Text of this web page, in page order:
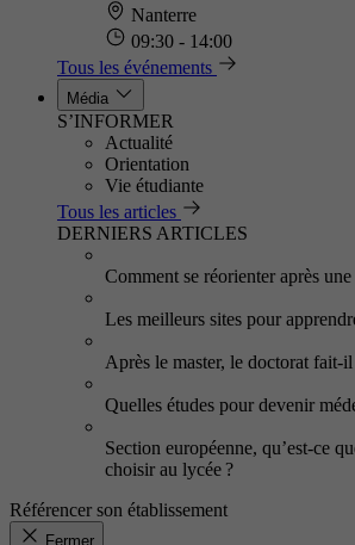
Nanterre
09:30 - 14:00
Tous les événements
Média
S’INFORMER
Actualité
Orientation
Vie étudiante
Tous les articles
DERNIERS ARTICLES
Comment se réorienter après
Les meilleurs sites pour
Après le master, le doctorat fait-
Quelles études pour devenir
Section européenne, qu’est-ce
choisir au lycée ?
Référencer son établissement
Fermer